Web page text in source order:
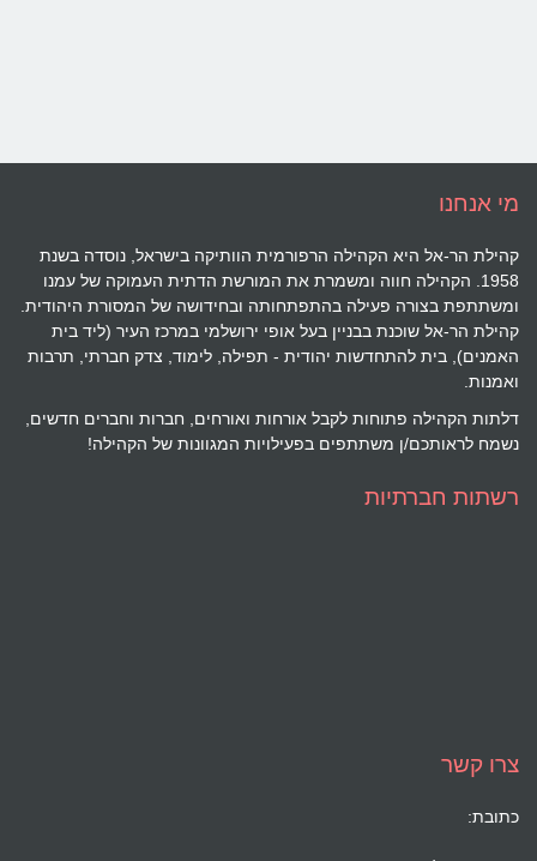
מי אנחנו
קהילת הר-אל היא הקהילה הרפורמית הוותיקה בישראל, נוסדה בשנת
1958. הקהילה חווה ומשמרת את המורשת הדתית העמוקה של עמנו
ומשתתפת בצורה פעילה בהתפתחותה ובחידושה של המסורת היהודית.
קהילת הר-אל שוכנת בבניין בעל אופי ירושלמי במרכז העיר (ליד בית
האמנים), בית להתחדשות יהודית - תפילה, לימוד, צדק חברתי, תרבות
ואמנות.
דלתות הקהילה פתוחות לקבל אורחות ואורחים, חברות וחברים חדשים,
נשמח לראותכם/ן משתתפים בפעילויות המגוונות של הקהילה!
רשתות חברתיות
צרו קשר
כתובת: